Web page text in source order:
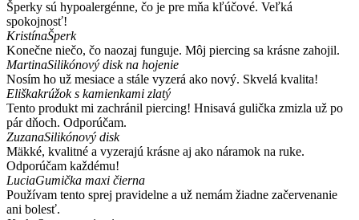
Šperky sú hypoalergénne, čo je pre mňa kľúčové. Veľká
spokojnosť!
KristínaŠperk
Konečne niečo, čo naozaj funguje. Môj piercing sa krásne zahojil.
MartinaSilikónový disk na hojenie
Nosím ho už mesiace a stále vyzerá ako nový. Skvelá kvalita!
Eliškakrúžok s kamienkami zlatý
Tento produkt mi zachránil piercing! Hnisavá gulička zmizla už po
pár dňoch. Odporúčam.
ZuzanaSilikónový disk
Mäkké, kvalitné a vyzerajú krásne aj ako náramok na ruke.
Odporúčam každému!
LuciaGumička maxi čierna
Používam tento sprej pravidelne a už nemám žiadne začervenanie
ani bolesť.